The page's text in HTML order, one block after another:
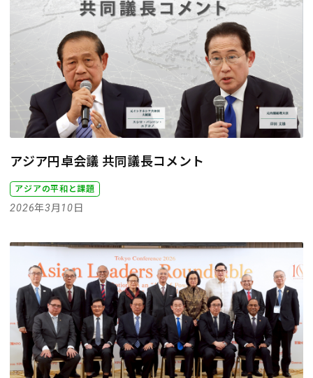
アジア円卓会議 共同議長コメント
アジアの平和と課題
2026年3月10日